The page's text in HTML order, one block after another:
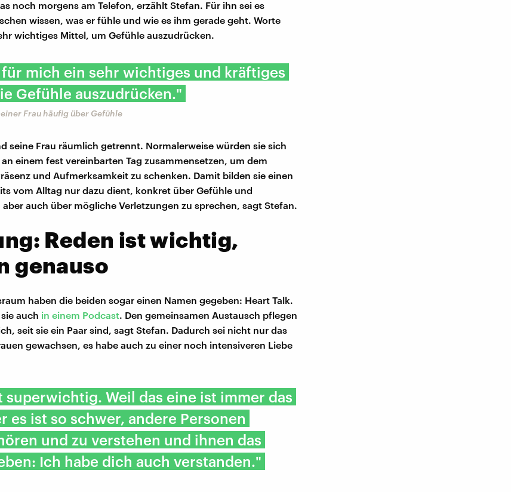
noch morgens am Telefon, erzählt Stefan. Für ihn sei es
wissen, was er fühle und wie es ihm gerade geht. Worte
wichtiges Mittel, um Gefühle auszudrücken.
mich ein sehr wichtiges und kräftiges
Gefühle auszudrücken."
Frau häufig über Gefühle
seine Frau räumlich getrennt. Normalerweise würden sie sich
einem fest vereinbarten Tag zusammensetzen, um dem
und Aufmerksamkeit zu schenken. Damit bilden sie einen
vom Alltag nur dazu dient, konkret über Gefühle und
auch über mögliche Verletzungen zu sprechen, sagt Stefan.
Reden ist wichtig,
genauso
haben die beiden sogar einen Namen gegeben: Heart Talk.
auch in einem Podcast. Den gemeinsamen Austausch pflegen
seit sie ein Paar sind, sagt Stefan. Dadurch sei nicht nur das
gewachsen, es habe auch zu einer noch intensiveren Liebe
superwichtig. Weil das eine ist immer das
es ist so schwer, andere Personen
und zu verstehen und ihnen das
Ich habe dich auch verstanden."